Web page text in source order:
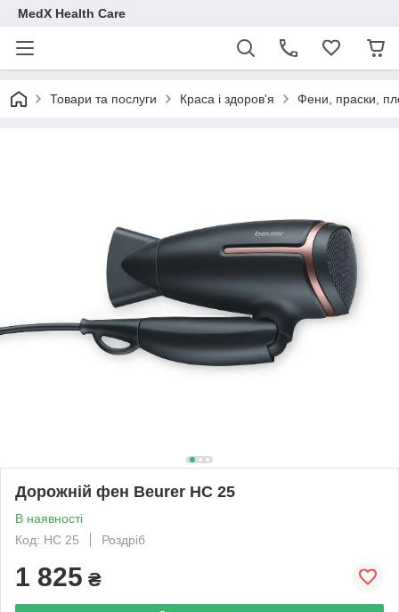
MedX Health Care
Товари та послуги Краса і здоров'я Фени, праски,
Дорожній фен Beurer HC 25
В наявності
Код: HC 25
Роздріб
1 825 ₴